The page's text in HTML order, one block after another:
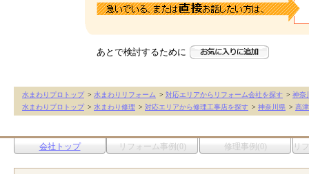
あとで検討するために
水まわりプロトップ > 水まわりリフォーム > 対応エリアからリフォーム会社を探す > 神奈
水まわりプロトップ > 水まわり修理 > 対応エリアから修理工事店を探す > 神奈川県 > 高
会社トップ リフォーム事例(0) 修理事例(0) リ